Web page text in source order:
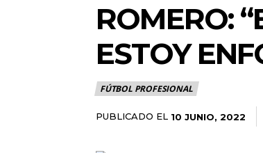
ROMERO:
ESTOY
FÚTBOL PROFESIONAL
PUBLICADO EL 10 JUNIO, 2022